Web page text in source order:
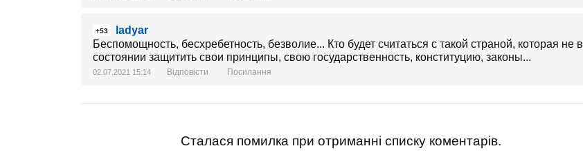
+53
ladyar
Беспомощность, бесхребетность, безволие... Кто будет считаться с такой страной, которая не в
состоянии защитить свои принципы, свою государственность, конституцию, законы...
02.07.2021 15:14 Відповісти Посилання
Сталася помилка при отриманні списку коментарів.